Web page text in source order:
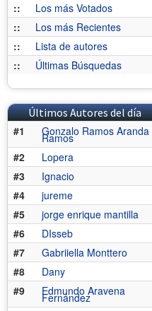
::
Los más Votados
::
Los más Recientes
::
Lista de autores
::
Últimas Búsquedas
Últimos Autores del día
#1
Gonzalo Ramos Aranda
Ramos
#2
Lopera
#3
Ignacio
#4
jureme
#5
jorge enrique mantilla
#6
DIsseb
#7
Gabriiella Monttero
#8
Dany
#9
Edmundo Aravena
Fernández